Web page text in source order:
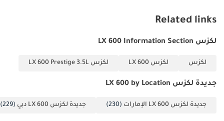
Related links
لكزس LX 600 Information Section
لكزس لكزس LX 600 لكزس LX 600 Prestige 3.5L
جديدة لكزس LX 600 by Location
جديدة لكزس LX 600 الإمارات (230) جديدة لكزس LX 600 دبي (229)